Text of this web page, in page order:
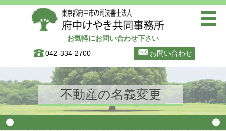
トップページ
事務所案内(寿町事務所)
事務所案内(晴見町商店街事務
お気軽にお問い合わせ下さい
042-334-2700
お問い合わせ
不動産の名義変更